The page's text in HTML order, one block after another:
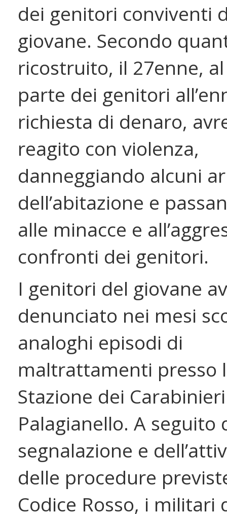
dei genitori conviventi
giovane. Secondo
ricostruito, il 27enne,
parte dei genitori
richiesta di denaro,
reagito con violenza,
danneggiando alcuni
dell’abitazione e
alle minacce e
confronti dei genitori.
I genitori del giovane
denunciato nei mesi
analoghi episodi di
maltrattamenti presso
Stazione dei
Palagianello. A seguito
segnalazione e
delle procedure
Codice Rosso, i militari